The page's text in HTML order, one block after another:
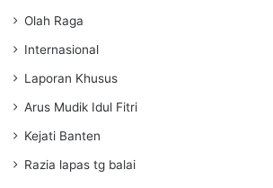
Olah Raga
Internasional
Laporan Khusus
Arus Mudik Idul Fitri
Kejati Banten
Razia lapas tg balai